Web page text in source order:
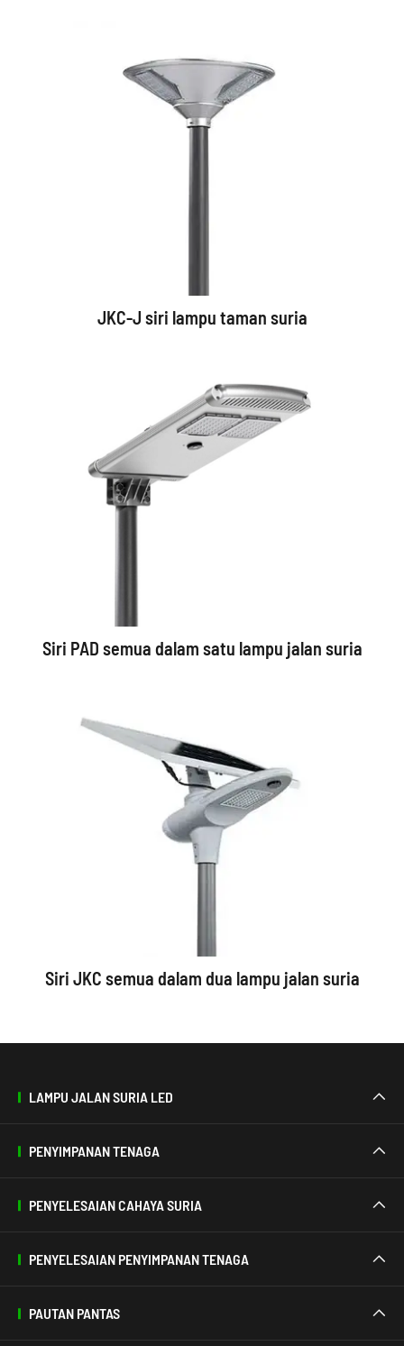
JKC-J siri lampu taman suria
Siri PAD semua dalam satu lampu jalan suria
Siri JKC semua dalam dua lampu jalan suria
LAMPU JALAN SURIA LED 
PENYIMPANAN TENAGA 
PENYELESAIAN CAHAYA SURIA 
PENYELESAIAN PENYIMPANAN TENAGA 
PAUTAN PANTAS 